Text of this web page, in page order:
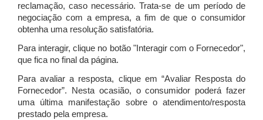
reclamação, caso necessário.Trata-se de um período de
negociação com a empresa, a fim de que o consumidor
obtenha uma resolução satisfatória.
Para interagir, clique no botão "Interagir com o Fornecedor",
que fica no final da página.
Para avaliar a resposta, clique em “Avaliar Resposta do
Fornecedor”. Nesta ocasião, o consumidor poderá fazer
uma última manifestação sobre o atendimento/resposta
prestado pela empresa.